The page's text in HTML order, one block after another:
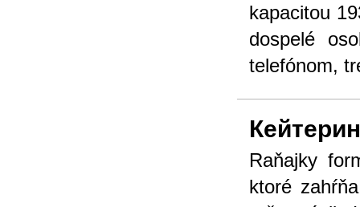
kapacitou
dospelé
telefónom,
Raňajky
ktoré